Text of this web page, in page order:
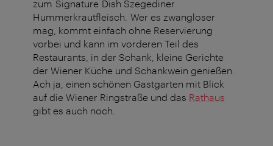
zum Signature Dish Szegediner
Hummerkrautfleisch. Wer es zwangloser
mag, kommt einfach ohne Reservierung
vorbei und kann im vorderen Teil des
Restaurants, in der Schank, kleine Gerichte
der Wiener Küche und Schankwein genießen.
Ach ja, einen schönen Gastgarten mit Blick
auf die Wiener Ringstraße und das Rathaus
gibt es auch noch.